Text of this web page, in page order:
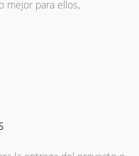
mejor para ellos,